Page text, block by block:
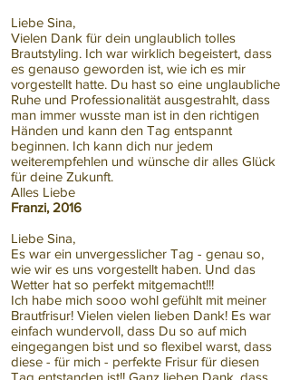
Liebe Sina,
Vielen Dank für dein unglaublich tolles
Brautstyling. Ich war wirklich begeistert, dass
es genauso geworden ist, wie ich es mir
vorgestellt hatte. Du hast so eine unglaubliche
Ruhe und Professionalität ausgestrahlt, dass
man immer wusste man ist in den richtigen
Händen und kann den Tag entspannt
beginnen. Ich kann dich nur jedem
weiterempfehlen und wünsche dir alles Glück
für deine Zukunft.
Alles Liebe
Franzi, 2016
Liebe Sina,
Es war ein unvergesslicher Tag - genau so,
wie wir es uns vorgestellt haben. Und das
Wetter hat so perfekt mitgemacht!!!
Ich habe mich sooo wohl gefühlt mit meiner
Brautfrisur! Vielen vielen lieben Dank! Es war
einfach wundervoll, dass Du so auf mich
eingegangen bist und so flexibel warst, dass
diese - für mich - perfekte Frisur für diesen
Tag entstanden ist!! Ganz lieben Dank, dass